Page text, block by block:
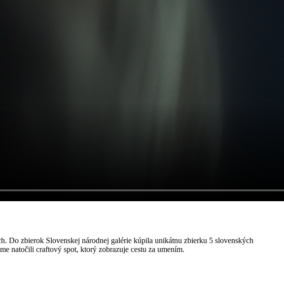
Do zbierok Slovenskej národnej galérie kúpila unikátnu zbierku 5 slovenských
natočili craftový spot, ktorý zobrazuje cestu za umením.